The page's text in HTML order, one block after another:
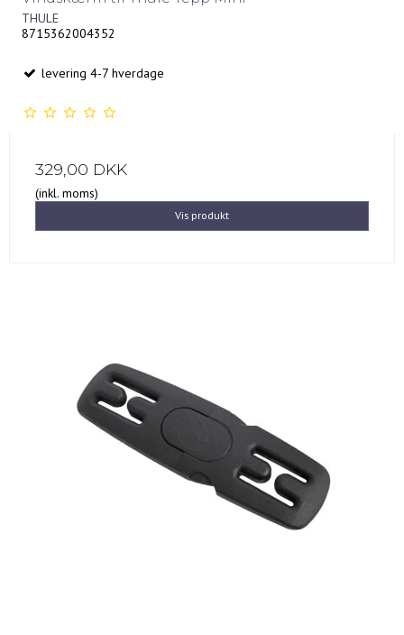
THULE
8715362004352
levering 4-7 hverdage
329,00 DKK
(inkl. moms)
Vis produkt